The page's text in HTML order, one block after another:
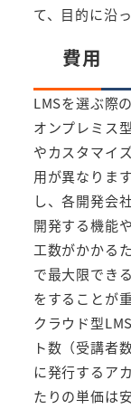
て、目的に沿
費用
LMSを選ぶ際
オンプレミス
やカスタマイ
用が異なりま
し、各開発会
開発する機能
工数がかかる
で最大限でき
をすることが
クラウド型
ト数（受講者
に発行するア
たりの単価は